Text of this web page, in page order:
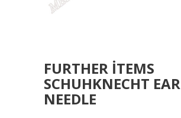
FURTHER ITEMS
SCHUHKNECHT EAR
NEEDLE